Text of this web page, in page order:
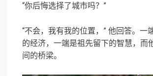
“你后悔选择了城市吗？”
“不会，我有我的位置，” 他回答。一
的经济，一端是祖先留下的智慧，而
间的桥梁。